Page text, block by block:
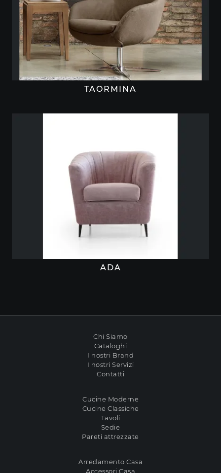
TAORMINA
ADA
Chi Siamo
Cataloghi
I nostri Brand
I nostri Servizi
Contatti
Cucine Moderne
Cucine Classiche
Tavoli
Sedie
Pareti attrezzate
Arredamento Casa
Accessori Casa